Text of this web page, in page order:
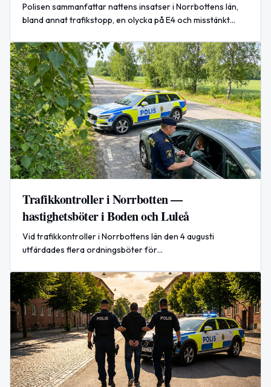
Polisen sammanfattar nattens insatser i Norrbottens län,
bland annat trafikstopp, en olycka på E4 och misstänkt
Trafikkontroller i Norrbotten —
hastighetsböter i Boden och Luleå
Vid trafikkontroller i Norrbottens län den 4 augusti
utfärdades flera ordningsböter för